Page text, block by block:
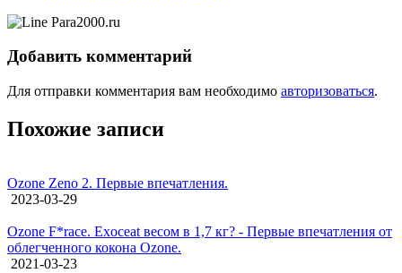
Добавить комментарий
Для отправки комментария вам необходимо авторизоваться.
Похожие записи
Ozone Zeno 2. Первые впечатления.
2023-03-29
Ozone F*race. Exoceat весом в 1,7 кг? - Первые впечатления от
облегченного кокона Ozone.
2021-03-23